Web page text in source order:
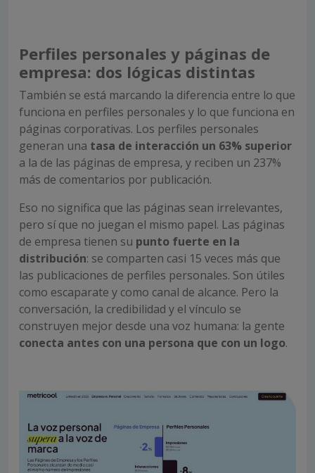
Perfiles personales y páginas de
empresa: dos lógicas distintas
También se está marcando la diferencia entre lo que
funciona en perfiles personales y lo que funciona en
páginas corporativas. Los perfiles personales
generan una tasa de interacción un 63% superior
a la de las páginas de empresa, y reciben un 237%
más de comentarios por publicación.
Eso no significa que las páginas sean irrelevantes,
pero sí que no juegan el mismo papel. Las páginas
de empresa tienen su punto fuerte en la
distribución: se comparten casi 15 veces más que
las publicaciones de perfiles personales. Son útiles
como escaparate y como canal de alcance. Pero la
conversación, la credibilidad y el vínculo se
construyen mejor desde una voz humana: la gente
conecta antes con una persona que con un logo.